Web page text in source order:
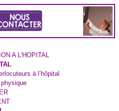
A L'HOPITAL
à l’hôpital